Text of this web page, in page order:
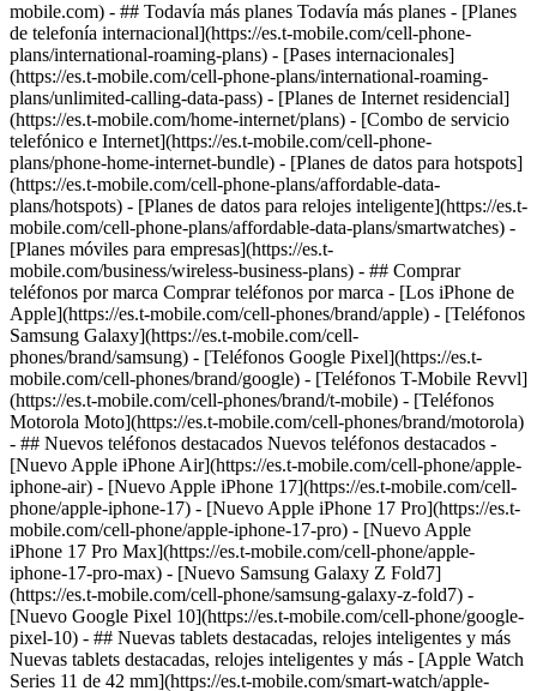
- ## Todavía más planes Todavía más planes - [Planes
de telefonía internacional](https://es.t-mobile.com/cell-phone-
plans/international-roaming-plans) - [Pases internacionales]
(https://es.t-mobile.com/cell-phone-plans/international-roaming-
plans/unlimited-calling-data-pass) - [Planes de Internet residencial]
(https://es.t-mobile.com/home-internet/plans) - [Combo de servicio
telefónico e Internet](https://es.t-mobile.com/cell-phone-
plans/phone-home-internet-bundle) - [Planes de datos para hotspots]
(https://es.t-mobile.com/cell-phone-plans/affordable-data-
plans/hotspots) - [Planes de datos para relojes inteligente](https://es.t-
mobile.com/cell-phone-plans/affordable-data-plans/smartwatches) -
[Planes móviles para empresas](https://es.t-
mobile.com/business/wireless-business-plans) - ## Comprar
teléfonos por marca Comprar teléfonos por marca - [Los iPhone de
Apple](https://es.t-mobile.com/cell-phones/brand/apple) - [Teléfonos
Samsung Galaxy](https://es.t-mobile.com/cell-
phones/brand/samsung) - [Teléfonos Google Pixel](https://es.t-
mobile.com/cell-phones/brand/google) - [Teléfonos T-Mobile Revvl]
(https://es.t-mobile.com/cell-phones/brand/t-mobile) - [Teléfonos
Motorola Moto](https://es.t-mobile.com/cell-phones/brand/motorola)
- ## Nuevos teléfonos destacados Nuevos teléfonos destacados -
[Nuevo Apple iPhone Air](https://es.t-mobile.com/cell-phone/apple-
iphone-air) - [Nuevo Apple iPhone 17](https://es.t-mobile.com/cell-
phone/apple-iphone-17) - [Nuevo Apple iPhone 17 Pro](https://es.t-
mobile.com/cell-phone/apple-iphone-17-pro) - [Nuevo Apple
iPhone 17 Pro Max](https://es.t-mobile.com/cell-phone/apple-
iphone-17-pro-max) - [Nuevo Samsung Galaxy Z Fold7]
(https://es.t-mobile.com/cell-phone/samsung-galaxy-z-fold7) -
[Nuevo Google Pixel 10](https://es.t-mobile.com/cell-phone/google-
pixel-10) - ## Nuevas tablets destacadas, relojes inteligentes y más
Nuevas tablets destacadas, relojes inteligentes y más - [Apple Watch
Series 11 de 42 mm](https://es.t-mobile.com/smart-watch/apple-